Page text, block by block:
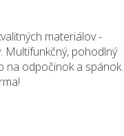
materiálov -
Multifunkčný, pohodlný
na odpočinok a spánok.